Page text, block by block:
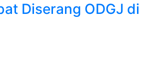
Diserang ODGJ di